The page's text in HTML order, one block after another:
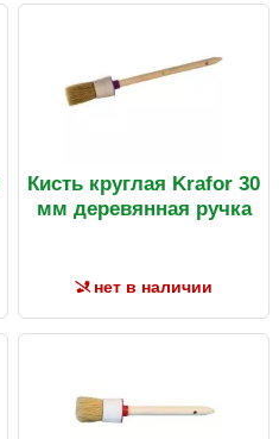
Кисть круглая Krafor 30
мм деревянная ручка
нет в наличии